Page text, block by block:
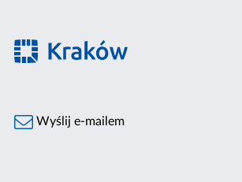
Wyślij e-mailem